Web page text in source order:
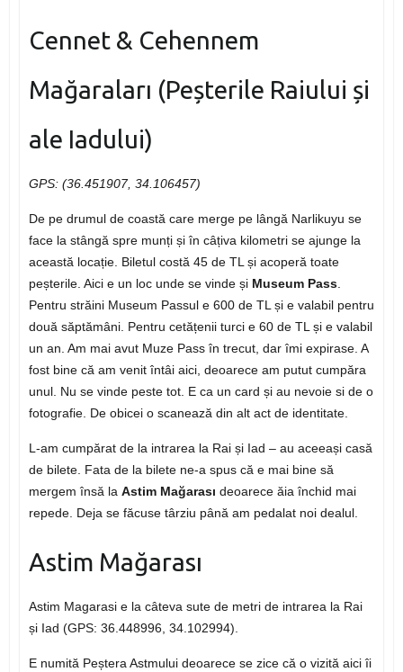
Cennet & Cehennem
Mağaraları (Peșterile Raiului și
ale Iadului)
GPS: (36.451907, 34.106457)
De pe drumul de coastă care merge pe lângă Narlikuyu se
face la stângă spre munți și în câțiva kilometri se ajunge la
această locație. Biletul costă 45 de TL și acoperă toate
peșterile. Aici e un loc unde se vinde și Museum Pass.
Pentru străini Museum Passul e 600 de TL și e valabil pentru
două săptămâni. Pentru cetățenii turci e 60 de TL și e valabil
un an. Am mai avut Muze Pass în trecut, dar îmi expirase. A
fost bine că am venit întâi aici, deoarece am putut cumpăra
unul. Nu se vinde peste tot. E ca un card și au nevoie si de o
fotografie. De obicei o scanează din alt act de identitate.
L-am cumpărat de la intrarea la Rai și Iad – au aceeași casă
de bilete. Fata de la bilete ne-a spus că e mai bine să
mergem însă la Astim Mağarası deoarece ăia închid mai
repede. Deja se făcuse târziu până am pedalat noi dealul.
Astim Mağarası
Astim Magarasi e la câteva sute de metri de intrarea la Rai
și Iad (GPS: 36.448996, 34.102994).
E numită Peștera Astmului deoarece se zice că o vizită aici îi